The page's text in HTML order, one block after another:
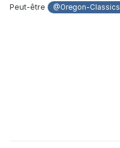
Peut-être
@Oregon-Classics